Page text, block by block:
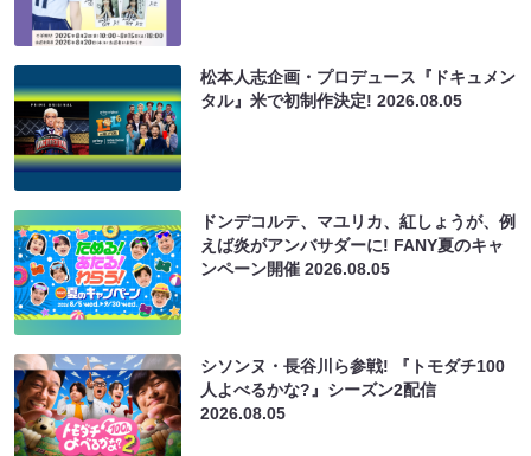
松本人志企画・プロデュース『ドキュメン
タル』米で初制作決定!2026.08.05
ドンデコルテ、マユリカ、紅しょうが、例
えば炎がアンバサダーに! FANY夏のキャ
ンペーン開催2026.08.05
シソンヌ・長谷川ら参戦! 『トモダチ100
人よべるかな?』シーズン2配信
2026.08.05